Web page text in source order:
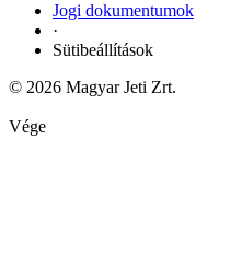
Jogi dokumentumok
·
Sütibeállítások
© 2026 Magyar Jeti Zrt.
Vége